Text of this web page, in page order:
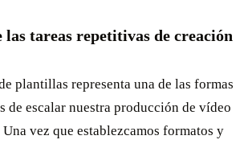
las tareas repetitivas de creación
plantillas representa una de las formas
de escalar nuestra producción de vídeo
Una vez que establezcamos formatos y